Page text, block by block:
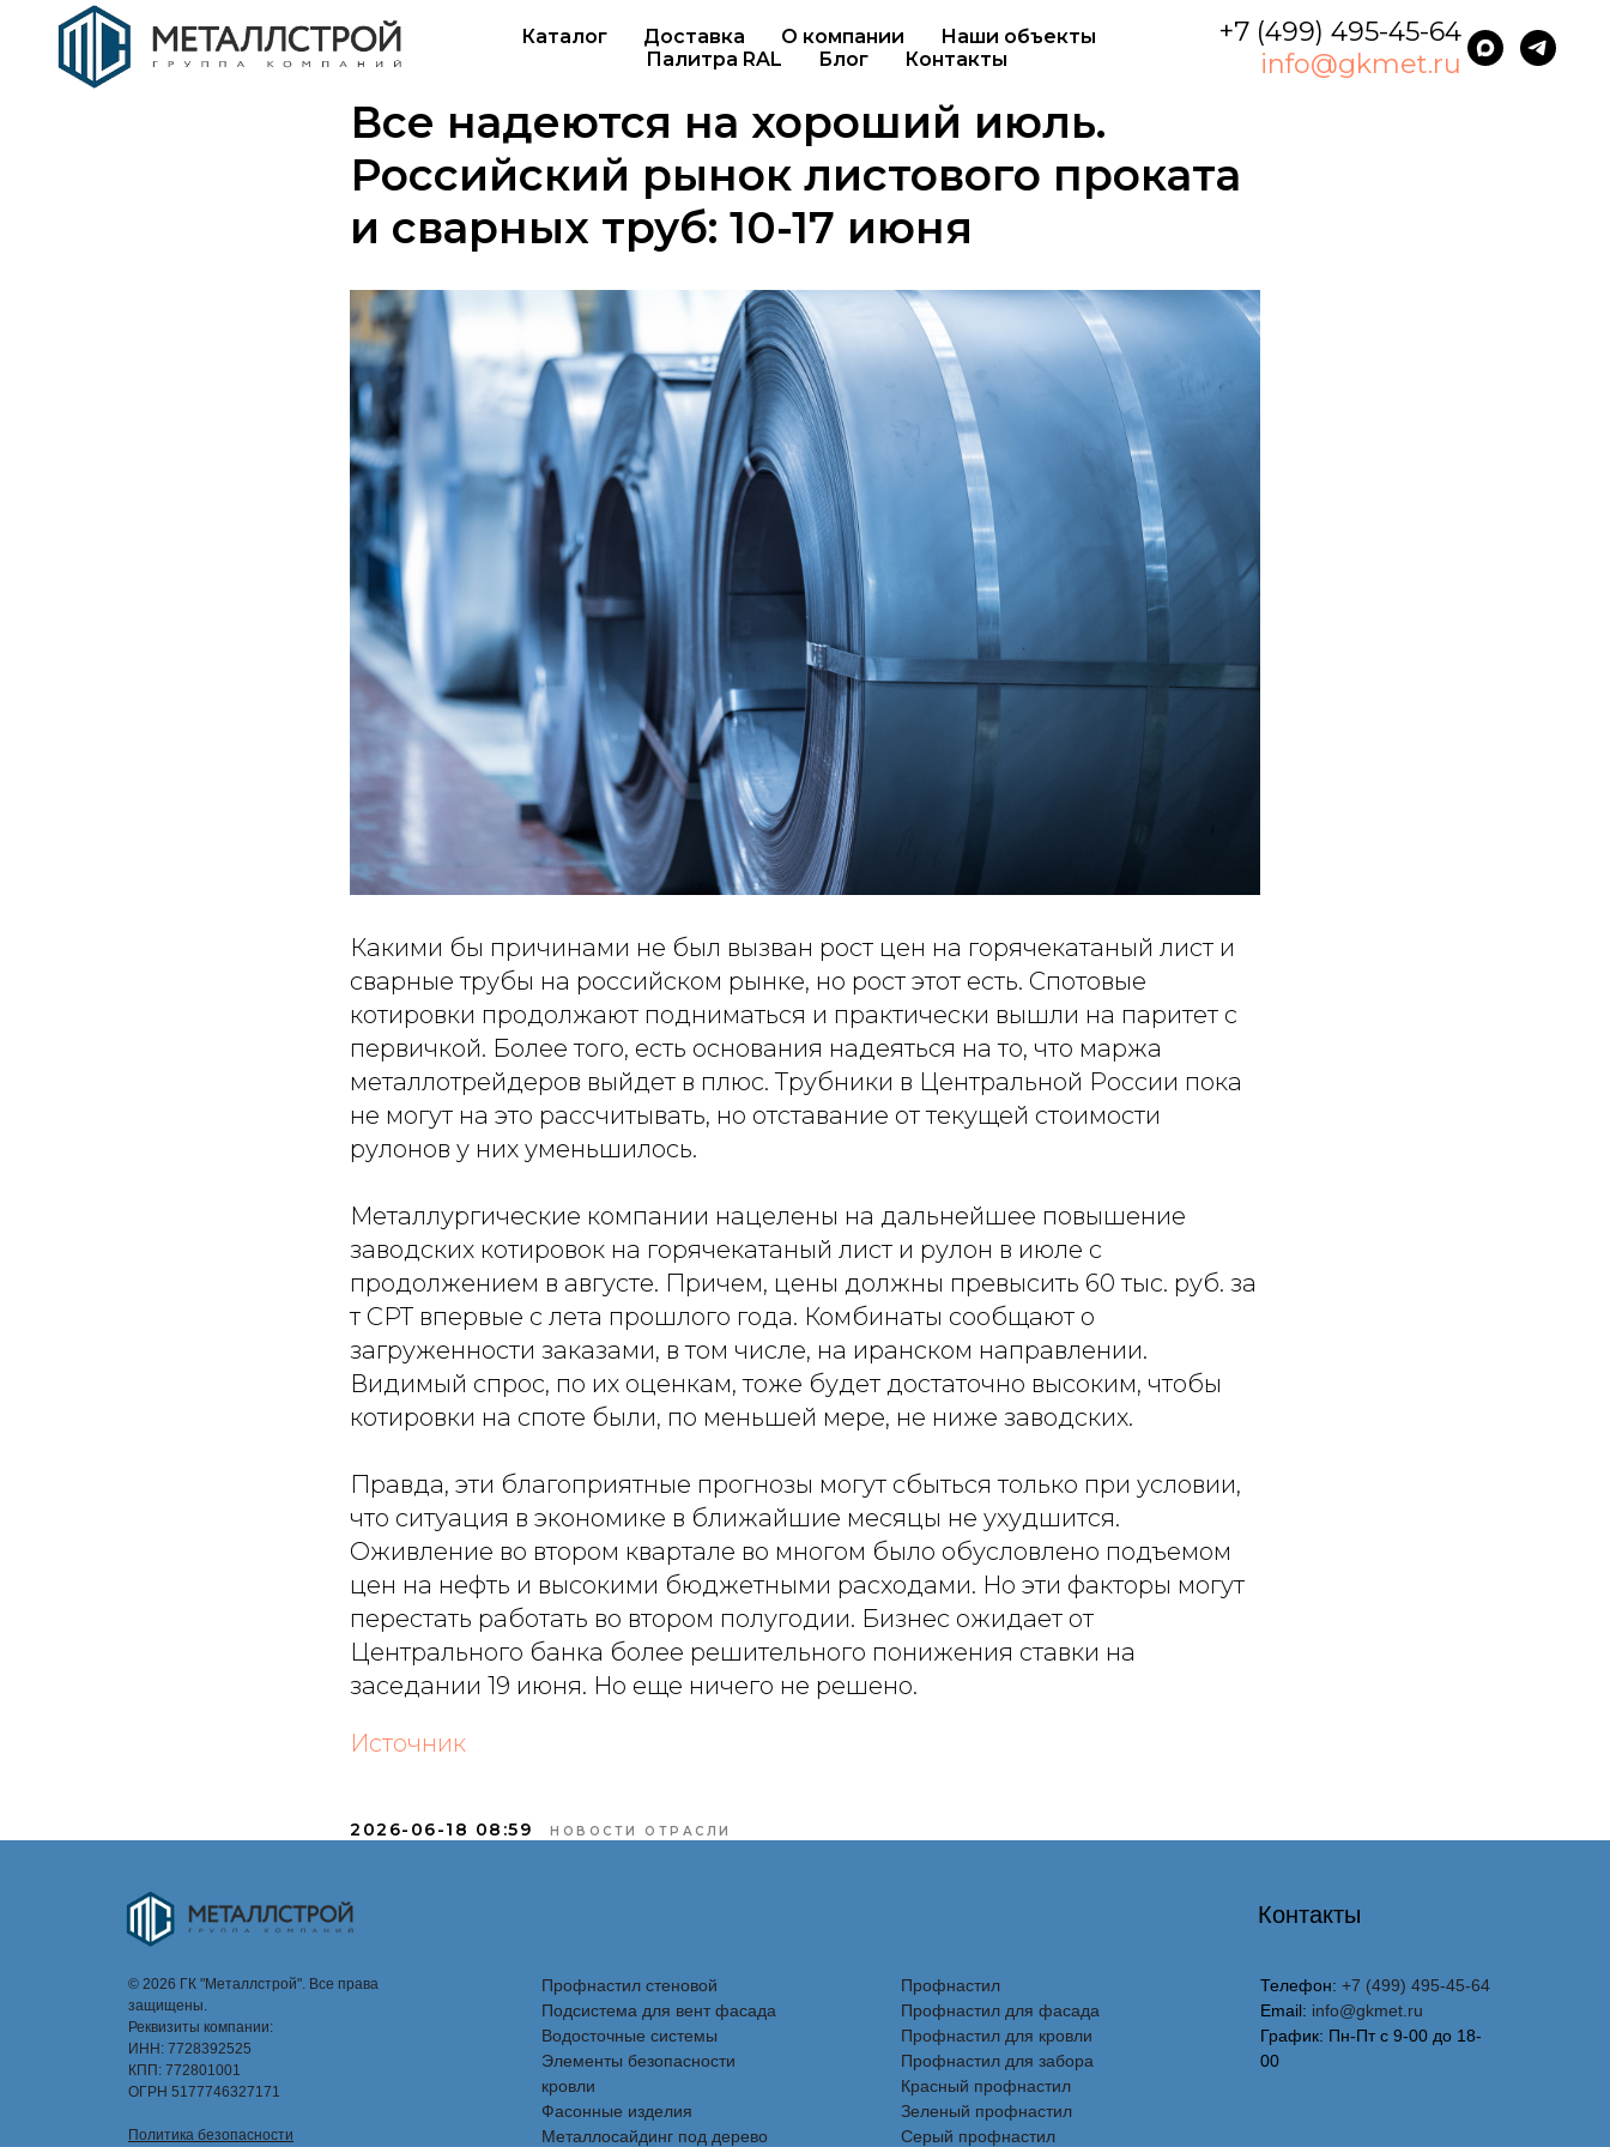
Каталог Доставка О компании
Наши объекты
Палитра RAL
Блог Контакты
+7 (499) 495-45-64
info@gkmet.ru
Все надеются на хороший июль.
Российский рынок листового проката
и сварных труб: 10-17 июня
Какими бы причинами не был вызван рост цен на горячекатаный лист и
сварные трубы на российском рынке, но рост этот есть. Спотовые
котировки продолжают подниматься и практически вышли на паритет с
первичкой. Более того, есть основания надеяться на то, что маржа
металлотрейдеров выйдет в плюс. Трубники в Центральной России пока
не могут на это рассчитывать, но отставание от текущей стоимости
рулонов у них уменьшилось.
Металлургические компании нацелены на дальнейшее повышение
заводских котировок на горячекатаный лист и рулон в июле с
продолжением в августе. Причем, цены должны превысить 60 тыс. руб. за
т CPT впервые с лета прошлого года. Комбинаты сообщают о
загруженности заказами, в том числе, на иранском направлении.
Видимый спрос, по их оценкам, тоже будет достаточно высоким, чтобы
котировки на споте были, по меньшей мере, не ниже заводских.
Правда, эти благоприятные прогнозы могут сбыться только при условии,
что ситуация в экономике в ближайшие месяцы не ухудшится.
Оживление во втором квартале во многом было обусловлено подъемом
цен на нефть и высокими бюджетными расходами. Но эти факторы могут
перестать работать во втором полугодии. Бизнес ожидает от
Центрального банка более решительного понижения ставки на
заседании 19 июня. Но еще ничего не решено.
Источник
2026-06-18 08:59 НОВОСТИ ОТРАСЛИ
© 2026 ГК "Металлстрой". Все права
защищены.
Реквизиты компании:
ИНН: 7728392525
КПП: 772801001
ОГРН 5177746327171
Политика безопасности
Профнастил стеновой
Подсистема для вент фасада
Водосточные системы
Элементы безопасности
кровли
Фасонные изделия
Металлосайдинг под дерево
Профнастил
Профнастил для фасада
Профнастил для кровли
Профнастил для забора
Красный профнастил
Зеленый профнастил
Серый профнастил
Телефон: +7 (499) 495-45-64
Email: info@gkmet.ru
График: Пн-Пт с 9-00 до 18-
00
Контакты